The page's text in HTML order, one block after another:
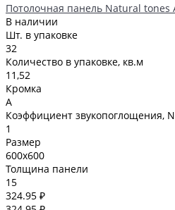
Потолочная панель Natural tones
В наличии
Шт. в упаковке
32
Количество в упаковке, кв.м
11,52
Кромка
A
Коэффициент звукопоглощения,
1
Размер
600x600
Толщина панели
15
324.95 ₽